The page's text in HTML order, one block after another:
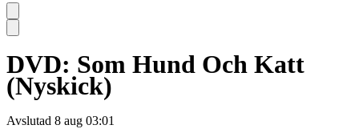
DVD: Som Hund Och Katt
(Nyskick)
Avslutad 8 aug 03:01